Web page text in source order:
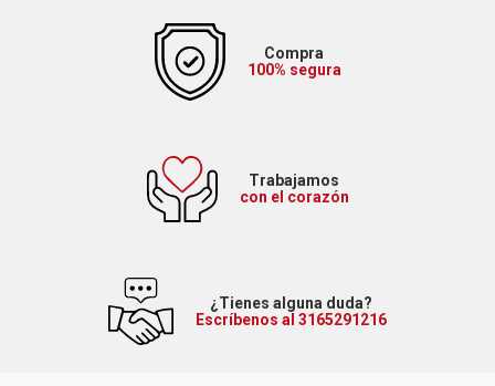
Compra
100% segura
Trabajamos
con el corazón
¿Tienes alguna duda?
Escríbenos al 3165291216